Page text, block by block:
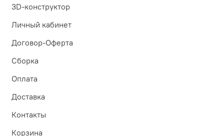
3D-конструктор
Личный кабинет
Договор-Оферта
Сборка
Оплата
Доставка
Контакты
Корзина